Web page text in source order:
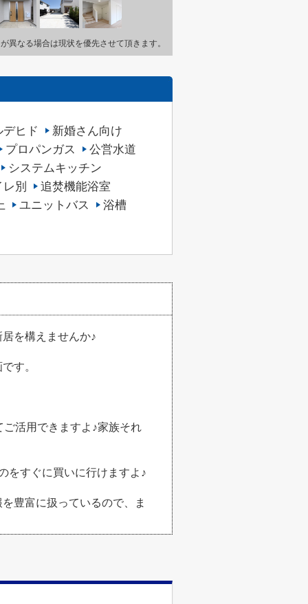
異なる場合は現状を優先させて頂きます。
ヒド
新婚さん向け
プロパンガス
公営水道
システムキッチン
別
追焚機能浴室
ユニットバス 浴槽
を構えませんか♪
す。
活用できますよ♪家族それ
をすぐに買いに行けますよ♪
豊富に扱っているので、ま